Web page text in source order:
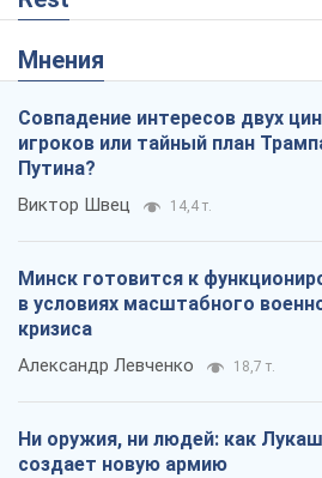
Мнения
Совпадение интересов двух
игроков или тайный план
Путина?
Виктор Швец 14,4 т.
Минск готовится к
в условиях масштабного
кризиса
Александр Левченко 18,7 т.
Ни оружия, ни людей: как
создает новую армию